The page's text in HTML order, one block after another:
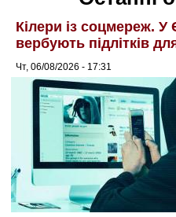
Кілери із соцмереж. У
вербують підлітків
Чт, 06/08/2026 - 17:31